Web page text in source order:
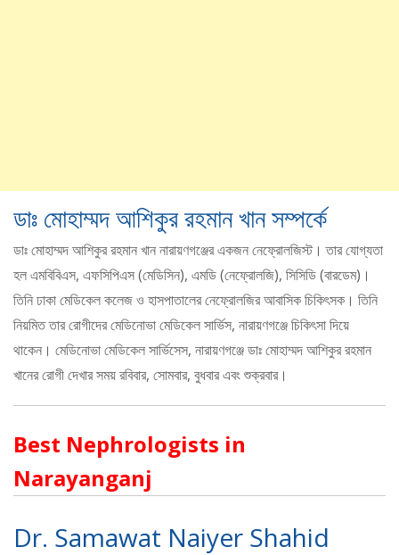
ডাঃ মোহাম্মদ আশিকুর রহমান খান সম্পর্কে
ডাঃ মোহাম্মদ আশিকুর রহমান খান নারায়ণগঞ্জের একজন নেফ্রোলজিস্ট। তার যোগ্যতা
হল এমবিবিএস, এফসিপিএস (মেডিসিন), এমডি (নেফ্রোলজি), সিসিডি (বারডেম)।
তিনি ঢাকা মেডিকেল কলেজ ও হাসপাতালের নেফ্রোলজির আবাসিক চিকিৎসক। তিনি
নিয়মিত তার রোগীদের মেডিনোভা মেডিকেল সার্ভিস, নারায়ণগঞ্জে চিকিৎসা দিয়ে
থাকেন। মেডিনোভা মেডিকেল সার্ভিসেস, নারায়ণগঞ্জে ডাঃ মোহাম্মদ আশিকুর রহমান
খানের রোগী দেখার সময় রবিবার, সোমবার, বুধবার এবং শুক্রবার।
Best Nephrologists in
Narayanganj
Dr. Samawat Naiyer Shahid